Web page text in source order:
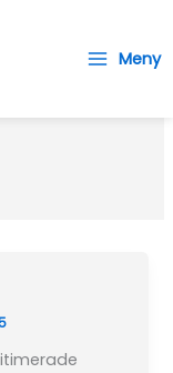
Menu
Meny